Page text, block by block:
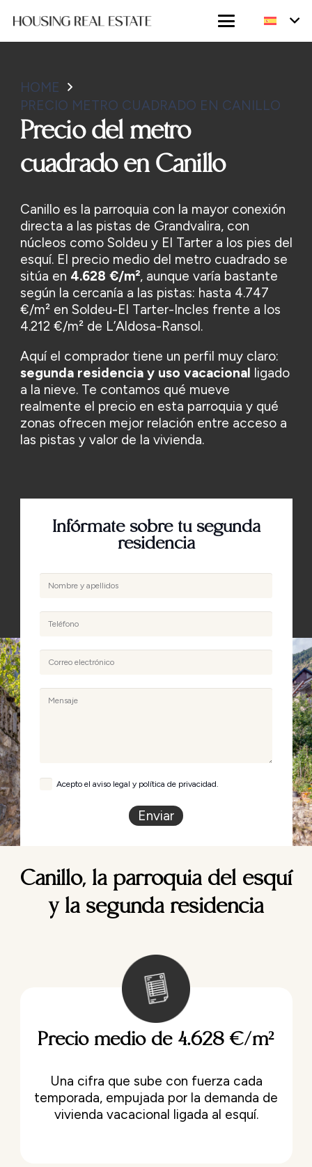
HOME
PRECIO METRO CUADRADO EN CANILLO
Precio del metro
cuadrado en Canillo
Canillo es la parroquia con la mayor conexión
directa a las pistas de Grandvalira, con
núcleos como Soldeu y El Tarter a los pies del
esquí. El precio medio del metro cuadrado se
sitúa en 4.628 €/m², aunque varía bastante
según la cercanía a las pistas: hasta 4.747
€/m² en Soldeu-El Tarter-Incles frente a los
4.212 €/m² de L’Aldosa-Ransol.
Aquí el comprador tiene un perfil muy claro:
segunda residencia y uso vacacional ligado
a la nieve. Te contamos qué mueve
realmente el precio en esta parroquia y qué
zonas ofrecen mejor relación entre acceso a
las pistas y valor de la vivienda.
Infórmate sobre tu segunda
residencia
Acepto el aviso legal y política de privacidad.
Enviar
Canillo, la parroquia del esquí
y la segunda residencia
Precio medio de 4.628 €/m²
Una cifra que sube con fuerza cada
temporada, empujada por la demanda de
vivienda vacacional ligada al esquí.